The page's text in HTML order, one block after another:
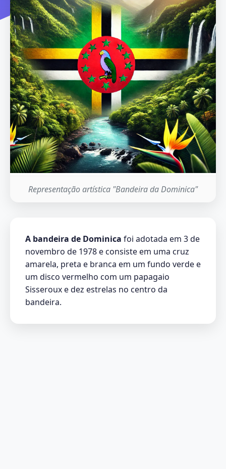
Representação artística "Bandeira da Dominica"
A bandeira de Dominica foi adotada em 3 de
novembro de 1978 e consiste em uma cruz
amarela, preta e branca em um fundo verde e
um disco vermelho com um papagaio
Sisseroux e dez estrelas no centro da
bandeira.